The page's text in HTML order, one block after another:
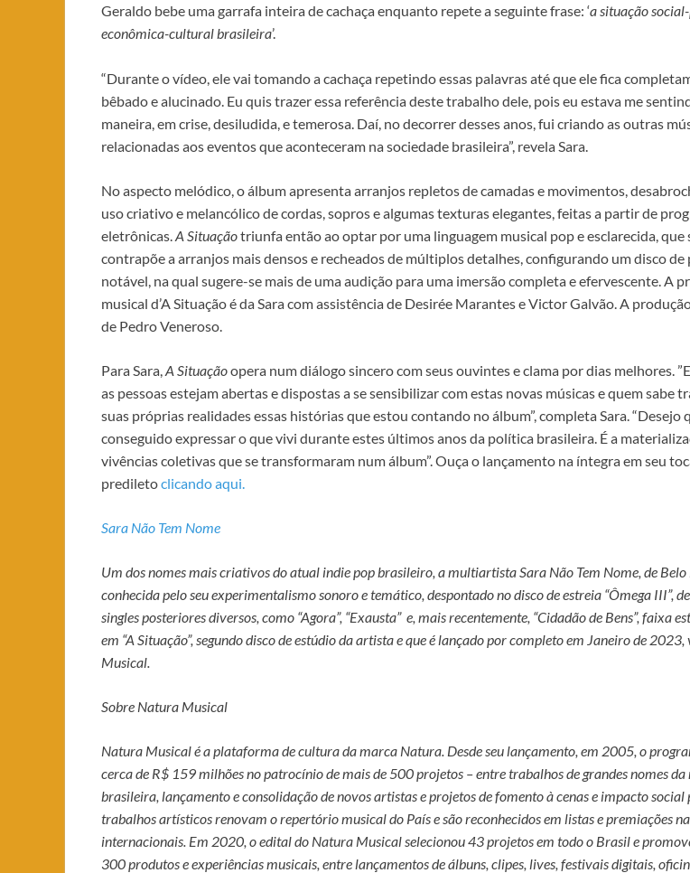
Geraldo bebe uma garrafa inteira de cachaça enquanto repete a seguinte frase: ‘a situação
econômica-cultural brasileira’.
“Durante o vídeo, ele vai tomando a cachaça repetindo essas palavras até que ele fica
bêbado e alucinado. Eu quis trazer essa referência deste trabalho dele, pois eu estava me
maneira, em crise, desiludida, e temerosa. Daí, no decorrer desses anos, fui criando as outras
relacionadas aos eventos que aconteceram na sociedade brasileira”, revela Sara.
No aspecto melódico, o álbum apresenta arranjos repletos de camadas e movimentos,
uso criativo e melancólico de cordas, sopros e algumas texturas elegantes, feitas a partir de
eletrônicas.A Situaçãotriunfa então ao optar por uma linguagem musical pop e esclarecida, que
contrapõe a arranjos mais densos e recheados de múltiplos detalhes, configurando um disco de
notável, na qual sugere-se mais de uma audição para uma imersão completa e efervescente. A
musical d’A Situação é da Sara com assistência de Desirée Marantes e Victor Galvão. A
de Pedro Veneroso.
Para Sara,A Situaçãoopera num diálogo sincero com seus ouvintes e clama por dias melhores.
as pessoas estejam abertas e dispostas a se sensibilizar com estas novas músicas e quem sabe
suas próprias realidades essas histórias que estou contando no álbum”, completa Sara. “Desejo
conseguido expressar o que vivi durante estes últimos anos da política brasileira. É a
vivências coletivas que se transformaram num álbum”. Ouça o lançamento na íntegra em seu
prediletoclicando aqui.
Sara Não Tem Nome
Um dos nomes mais criativos do atual indie pop brasileiro, a multiartista Sara Não Tem Nome, de
conhecida pelo seu experimentalismo sonoro e temático, despontado no disco de estreia “Ômega III”,
singles posteriores diversos, como “Agora”, “Exausta” e, mais recentemente, “Cidadão de Bens”, faixa
em “A Situação”, segundo disco de estúdio da artista e que é lançado por completo em Janeiro de
Musical.
Sobre Natura Musical
Natura Musical é a plataforma de cultura da marca Natura. Desde seu lançamento, em 2005, o
cerca de R$ 159 milhões no patrocínio de mais de 500 projetos – entre trabalhos de grandes nomes da
brasileira, lançamento e consolidação de novos artistas e projetos de fomento à cenas e impacto social
trabalhos artísticos renovam o repertório musical do País e são reconhecidos em listas e premiações
internacionais. Em 2020, o edital do Natura Musical selecionou 43 projetos em todo o Brasil e
300 produtos e experiências musicais, entre lançamentos de álbuns, clipes, lives, festivais digitais,